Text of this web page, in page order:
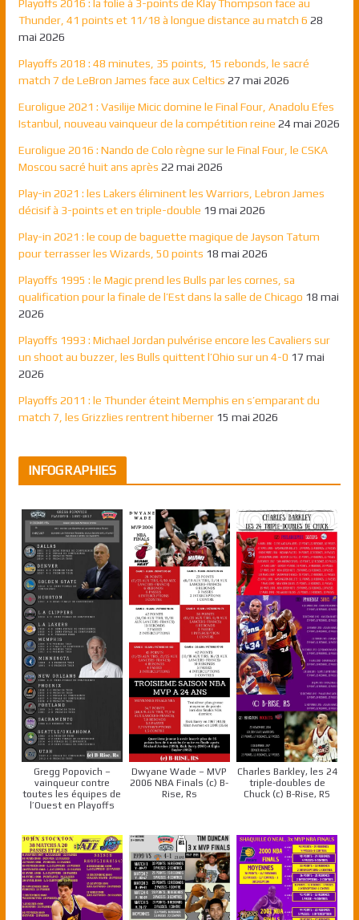
Playoffs 2016 : la folie à 3-points de Klay Thompson face au
Thunder, 41 points et 11/18 à longue distance au match 6 28
mai 2026
Playoffs 2018 : 48 minutes, 35 points, 15 rebonds, le sacré
match 7 de LeBron James face aux Celtics 27 mai 2026
Euroligue 2021 : Vasilije Micic domine le Final Four, Anadolu Efes
Istanbul, nouveau vainqueur de la compétition reine 24 mai 2026
Euroligue 2016 : Nando de Colo règne sur le Final Four, le CSKA
Moscou sacré huit ans après 22 mai 2026
Play-in 2021 : les Lakers éliminent les Warriors, Lebron James
décisif à 3-points et en triple-double 19 mai 2026
Play-in 2021 : le coup de baguette magique de Jayson Tatum
pour terrasser les Wizards, 50 points 18 mai 2026
Playoffs 1995 : le Magic prend les Bulls par les cornes, sa
qualification pour la finale de l’Est dans la salle de Chicago 18 mai
2026
Playoffs 1993 : Michael Jordan pulvérise encore les Cavaliers sur
un shoot au buzzer, les Bulls quittent l’Ohio sur un 4-0 17 mai
2026
Playoffs 2011 : le Thunder éteint Memphis en s’emparant du
match 7, les Grizzlies rentrent hiberner 15 mai 2026
INFOGRAPHIES
Gregg Popovich –
vainqueur contre
toutes les équipes de
l’Ouest en Playoffs
Dwyane Wade – MVP
2006 NBA Finals (c) B-
Rise, Rs
Charles Barkley, les 24
triple-doubles de
Chuck (c) B-Rise, RS